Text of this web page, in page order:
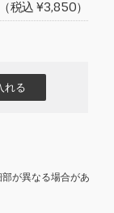
（税込 ¥3,850）
が異なる場合があ